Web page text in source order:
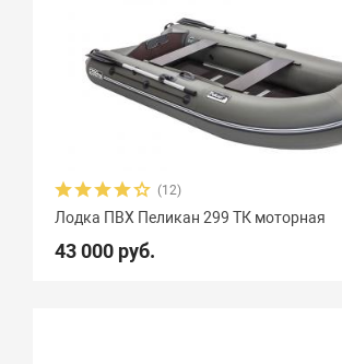
Вид транца
Материал
(12)
Лодка ПВХ Пеликан 299 ТК моторная
43 000 руб.